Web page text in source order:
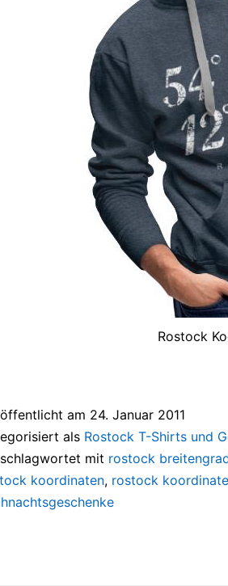
Rostock
am 24. Januar 2011
als Rostock T-Shirts und
mit rostock
koordinaten, rostock